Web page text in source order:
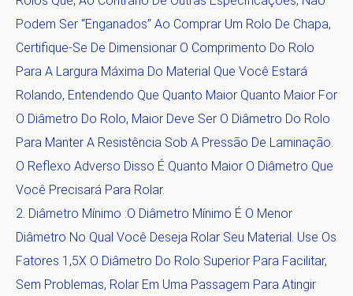
Podem Ser “enganados” Ao Comprar Um Rolo De Chapa,
Certifique-Se De Dimensionar O Comprimento Do Rolo
Para A Largura Máxima Do Material Que Você Estará
Rolando, Entendendo Que Quanto Maior Quanto Maior For
O Diâmetro Do Rolo, Maior Deve Ser O Diâmetro Do Rolo
Para Manter A Resistência Sob A Pressão De Laminação.
O Reflexo Adverso Disso É Quanto Maior O Diâmetro Que
Você Precisará Para Rolar.
Diâmetro Mínimo :O Diâmetro Mínimo É O Menor
Diâmetro No Qual Você Deseja Rolar Seu Material. Use Os
Fatores 1,5X O Diâmetro Do Rolo Superior Para Facilitar,
Sem Problemas, Rolar Em Uma Passagem Para Atingir